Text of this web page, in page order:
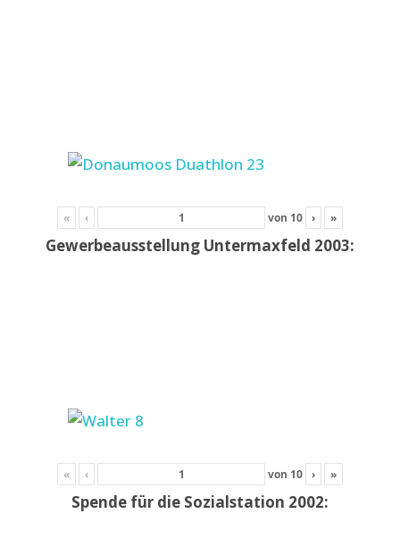
« ‹ von 10 › »
Gewerbeausstellung Untermaxfeld 2003:
« ‹ von 10 › »
Spende für die Sozialstation 2002: